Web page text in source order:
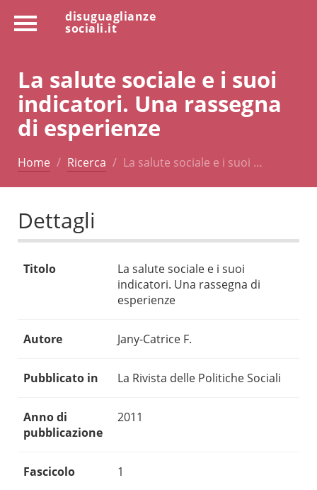
disuguaglianze
sociali.it
La salute sociale e i suoi
indicatori. Una rassegna
di esperienze
Home Ricerca La salute sociale e i suoi …
Dettagli
Titolo
La salute sociale e i suoi
indicatori. Una rassegna di
esperienze
Autore Jany-Catrice F.
Pubblicato in La Rivista delle Politiche Sociali
Anno di
pubblicazione
2011
Fascicolo 1